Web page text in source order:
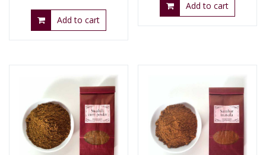
Add to cart
Add to cart